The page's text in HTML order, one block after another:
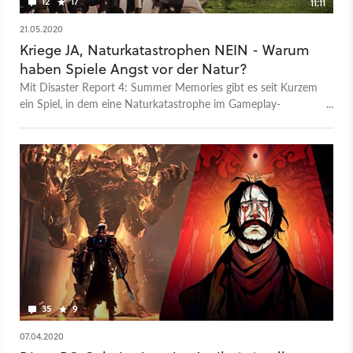
11:11
21.05.2020
Kriege JA, Naturkatastrophen NEIN - Warum
haben Spiele Angst vor der Natur?
Mit Disaster Report 4: Summer Memories gibt es seit Kurzem
ein Spiel, in dem eine Naturkatastrophe im Gameplay-
oder Begleiterscheinung. Kriege bespielsweise sind viel öfter
zentraler Bestandteil von Spielen. Warum die Natur für Spiele
und Spiele-Entwickler eine besondere Herausforderung ist,
erklärt unser Redakteur Jonas Gössling in diesem Video und
liefert dabei auch ein Fazit zu Disaster Report 4, das es für PC,
PS4 und Xbox One gibt.
35 9
07.04.2020